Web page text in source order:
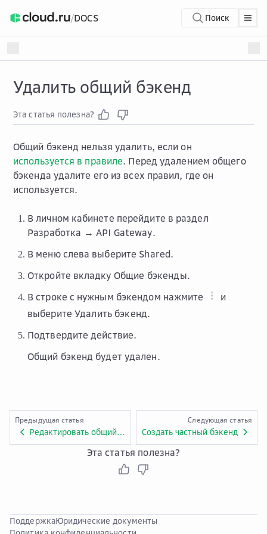
/DOCS Поиск
Удалить общий бэкенд
Эта статья полезна?
Общий бэкенд нельзя удалить, если он
используется в правиле. Перед удалением общего
бэкенда удалите его из всех правил, где он
используется.
В личном кабинете перейдите в раздел
Разработка → API Gateway.
В меню слева выберите Shared.
Откройте вкладку Общие бэкенды.
В строке с нужным бэкендом нажмите
и
выберите Удалить бэкенд.
Подтвердите действие.
Общий бэкенд будет удален.
Предыдущая статья
Редактировать общий бэкенд
Следующая статья
Создать частный бэкенд
Эта статья полезна?
ПоддержкаЮридические документы